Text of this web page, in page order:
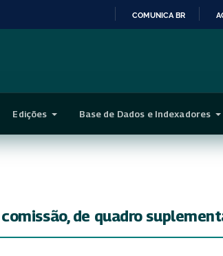
CONTEÚDO
COMUNICA BR
Edições Base de Dados e Indexadores
de quadro